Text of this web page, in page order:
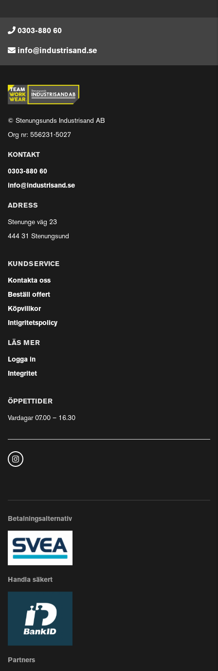
0303-880 60
info@industrisand.se
© Stenungsunds Industrisand AB
Org nr: 556231-5027
KONTAKT
0303-880 60
info@industrisand.se
ADRESS
Stenunge väg 23
444 31 Stenungsund
KUNDSERVICE
Kontakta oss
Beställ offert
Köpvillkor
Intigritetspolicy
LÄS MER
Logga in
Integritet
ÖPPETTIDER
Vardagar 07.00 – 16.30
Betalningsalternativ
Handla säkert
Partners